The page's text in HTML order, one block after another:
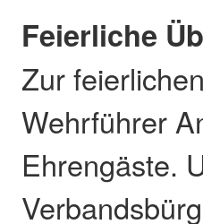
Feierliche
Zur
Wehrführer
Ehrengäste.